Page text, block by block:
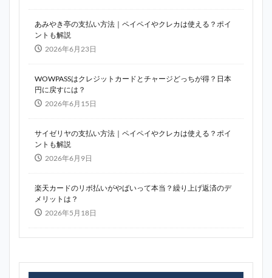
あみやき亭の支払い方法｜ペイペイやクレカは使える？ポイ
ントも解説
2026年6月23日
WOWPASSはクレジットカードとチャージどっちが得？日本
円に戻すには？
2026年6月15日
サイゼリヤの支払い方法｜ペイペイやクレカは使える？ポイ
ントも解説
2026年6月9日
楽天カードのリボ払いがやばいって本当？繰り上げ返済のデ
メリットは？
2026年5月18日